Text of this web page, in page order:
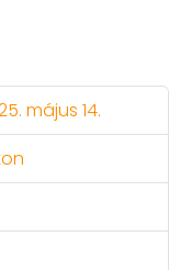
május 14.